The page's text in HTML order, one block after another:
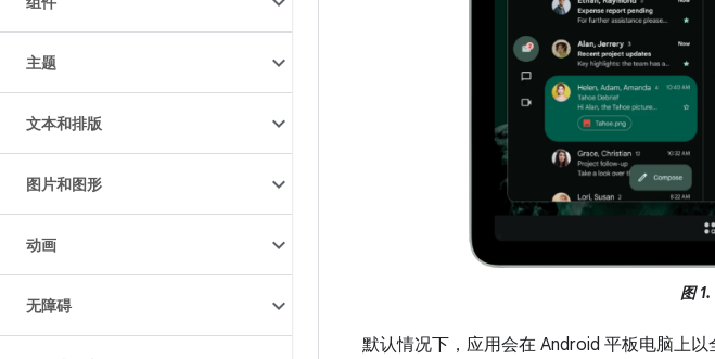
主题
文本和排版
图片和图形
动画
无障碍
图 1.
默认情况下，应用会在 Android 平板电脑上